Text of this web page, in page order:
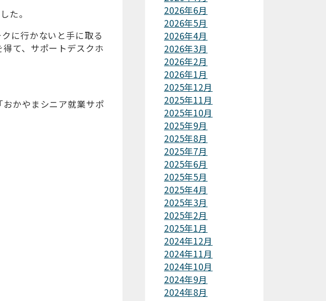
た。
に行かないと手に取る
て、サポートデスクホ
かやまシニア就業サポ
2026年6月
2026年5月
2026年4月
2026年3月
2026年2月
2026年1月
2025年12月
2025年11月
2025年10月
2025年9月
2025年8月
2025年7月
2025年6月
2025年5月
2025年4月
2025年3月
2025年2月
2025年1月
2024年12月
2024年11月
2024年10月
2024年9月
2024年8月